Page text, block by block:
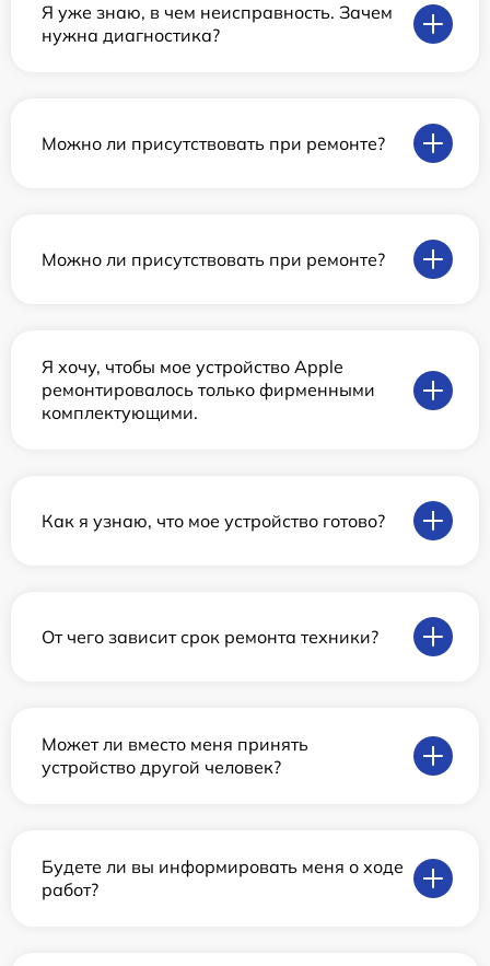
Я уже знаю, в чем неисправность. Зачем
нужна диагностика?
Можно ли присутствовать при ремонте?
Можно ли присутствовать при ремонте?
Я хочу, чтобы мое устройство Apple
ремонтировалось только фирменными
комплектующими.
Как я узнаю, что мое устройство готово?
От чего зависит срок ремонта техники?
Может ли вместо меня принять
устройство другой человек?
Будете ли вы информировать меня о ходе
работ?